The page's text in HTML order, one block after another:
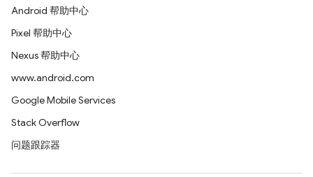
Android 帮助中心
Pixel 帮助中心
Nexus 帮助中心
www.android.com
Google Mobile Services
Stack Overflow
问题跟踪器